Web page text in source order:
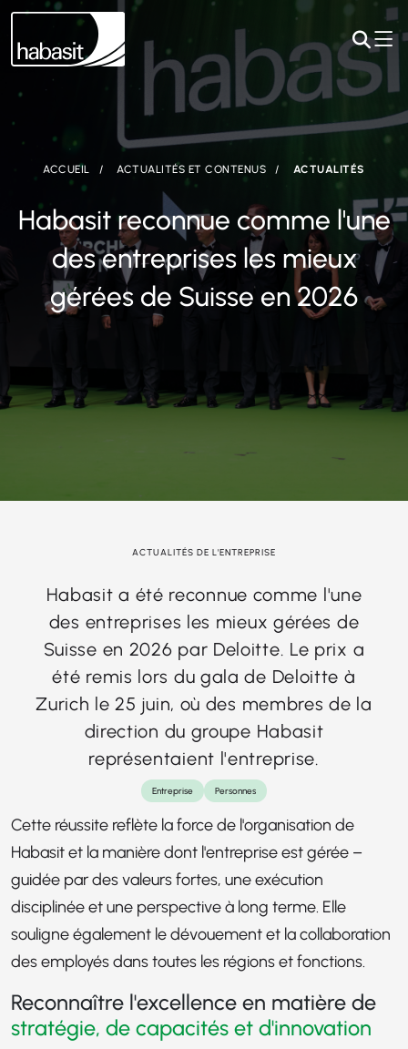
ACCUEIL ACTUALITÉS ET CONTENUS ACTUALITÉS
Habasit reconnue comme l'une
des entreprises les mieux
gérées de Suisse en 2026
Entreprise Personnes
ACTUALITÉS DE L'ENTREPRISE
Habasit a été reconnue comme l'une
des entreprises les mieux gérées de
Suisse en 2026 par Deloitte. Le prix a
été remis lors du gala de Deloitte à
Zurich le 25 juin, où des membres de la
direction du groupe Habasit
représentaient l'entreprise.
Cette réussite reflète la force de l'organisation de
Habasit et la manière dont l'entreprise est gérée –
guidée par des valeurs fortes, une exécution
disciplinée et une perspective à long terme. Elle
souligne également le dévouement et la collaboration
des employés dans toutes les régions et fonctions.
Reconnaître l'excellence en matière de
stratégie, de capacités et d'innovation